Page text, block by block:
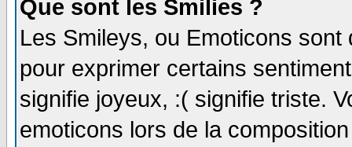
Que sont les Smilies ?
Les Smileys, ou Emoticons
pour exprimer certains
signifie joyeux, :( signifie triste.
emoticons lors de la